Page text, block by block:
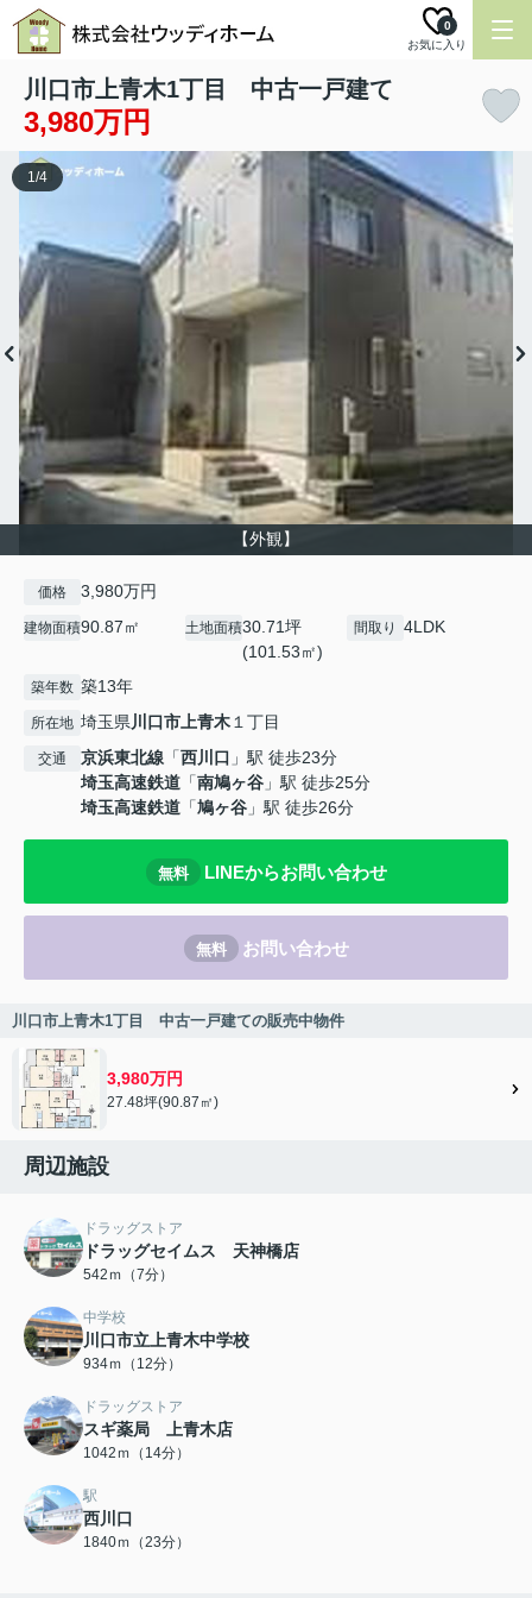
お気に入り
0
川口市上青木1丁目 中古一戸建て
3,980万円
【外観】
1/4
価格 3,980万円
建物面積90.87㎡ 土地面積30.71坪
(101.53㎡)
間取り 4LDK
築年数 築13年
所在地 埼玉県川口市上青木１丁目
交通 京浜東北線 「西川口 」駅 徒歩23分
埼玉高速鉄道 「南鳩ヶ谷 」駅 徒歩25分
埼玉高速鉄道 「鳩ヶ谷 」駅 徒歩26分
無料 LINEからお問い合わせ
無料 お問い合わせ
川口市上青木1丁目 中古一戸建ての販売中物件
3,980万円
27.48坪(90.87㎡)
周辺施設
ドラッグストア
ドラッグセイムス 天神橋店
542ｍ（7分）
中学校
川口市立上青木中学校
934ｍ（12分）
ドラッグストア
スギ薬局 上青木店
1042ｍ（14分）
駅
西川口
1840ｍ（23分）